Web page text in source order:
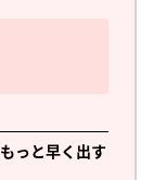
っと早く出す